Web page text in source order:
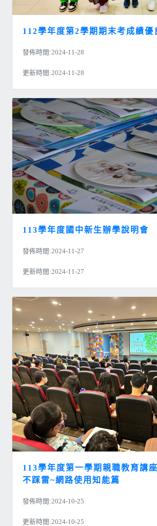
112學年度第2學期期末考成績優
發佈時間:2024-11-28
更新時間:2024-11-28
113學年度國中新生辦學說明會
發佈時間:2024-11-27
更新時間:2024-11-27
113學年度第一學期親職教育講
不踩雷~網路使用知能篇
發佈時間:2024-10-25
更新時間:2024-10-25